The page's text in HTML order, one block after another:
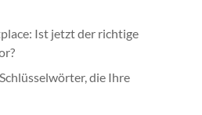
Ist jetzt der richtige
die Ihre